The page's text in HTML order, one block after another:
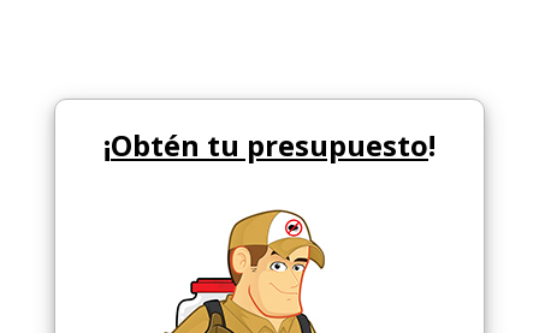
¡Obtén tu presupuesto!